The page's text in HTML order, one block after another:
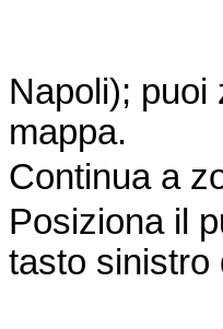
Napoli); puoi
mappa.
Continua a
Posiziona il
tasto sinistro